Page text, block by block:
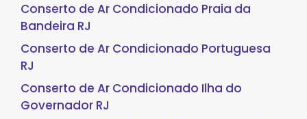
Conserto de Ar Condicionado Praia da
Bandeira RJ
Conserto de Ar Condicionado Portuguesa
RJ
Conserto de Ar Condicionado Ilha do
Governador RJ